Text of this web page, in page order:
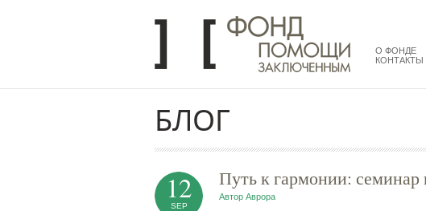
main
О ФОНДЕ
КОНТАКТЫ
БЛОГ
Путь к гармонии: семинар
Автор Аврора
12
SEP